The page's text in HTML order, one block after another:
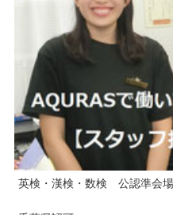
英検・漢検・数検 公認準会場